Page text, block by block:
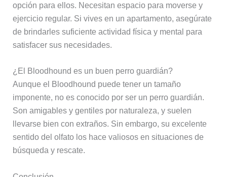
opción para ellos. Necesitan espacio para moverse y
ejercicio regular. Si vives en un apartamento, asegúrate
de brindarles suficiente actividad física y mental para
satisfacer sus necesidades.
¿El Bloodhound es un buen perro guardián?
Aunque el Bloodhound puede tener un tamaño
imponente, no es conocido por ser un perro guardián.
Son amigables y gentiles por naturaleza, y suelen
llevarse bien con extraños. Sin embargo, su excelente
sentido del olfato los hace valiosos en situaciones de
búsqueda y rescate.